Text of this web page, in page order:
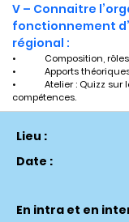
V – Connaitre
fonctionnement
régional :
•	Composition,
•	Apports
•	Atelier : Quizz sur la clarificaton des
compétences.
Lieu :
Date :
En intra et en